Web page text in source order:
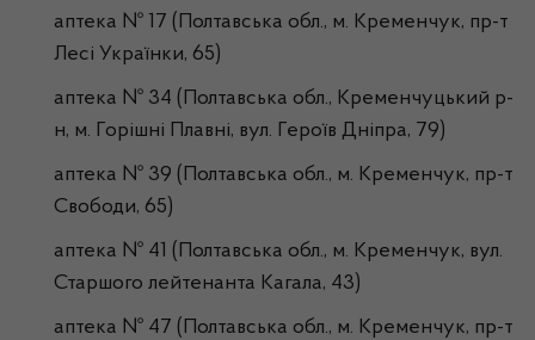
аптека № 17 (Полтавська обл., м. Кременчук, пр-т
Лесі Українки, 65)
аптека № 34 (Полтавська обл., Кременчуцький р-
н, м. Горішні Плавні, вул. Героїв Дніпра, 79)
аптека № 39 (Полтавська обл., м. Кременчук, пр-т
Свободи, 65)
аптека № 41 (Полтавська обл., м. Кременчук, вул.
Старшого лейтенанта Кагала, 43)
аптека № 47 (Полтавська обл., м. Кременчук, пр-т